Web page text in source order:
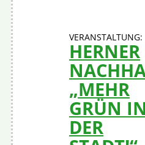
HERNER
„MEHR
GRÜN IN
DER